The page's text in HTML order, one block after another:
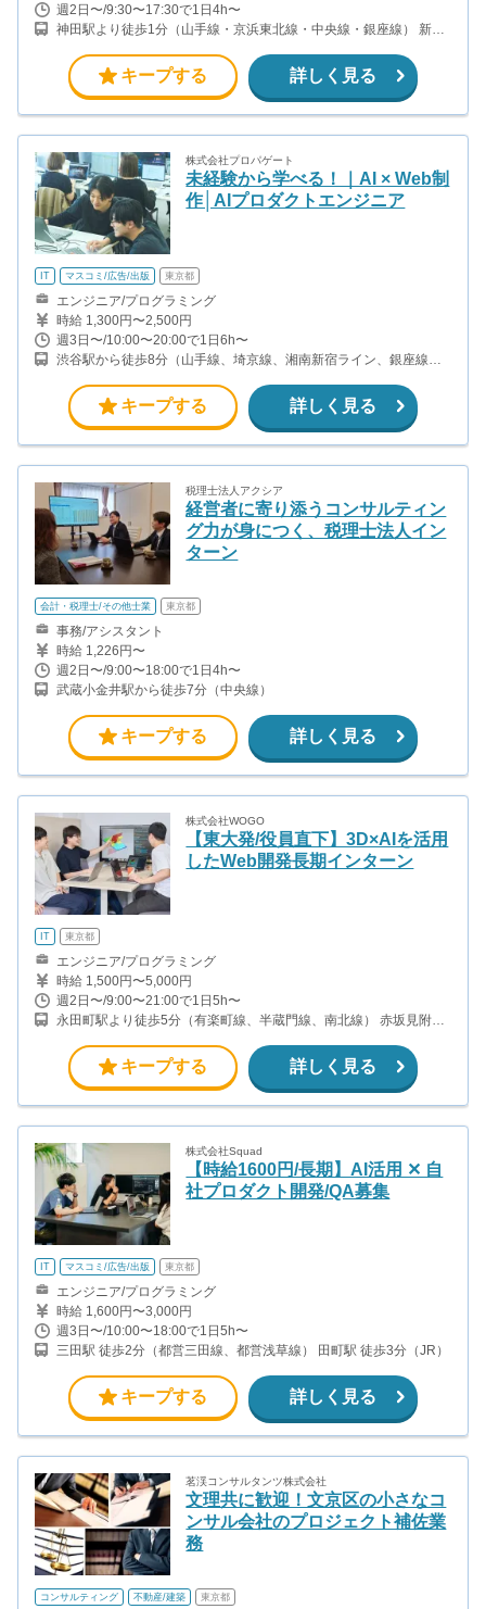
週2日〜/9:30〜17:30で1日4h〜
神田駅より徒歩1分（山手線・京浜東北線・中央線・銀座線） 新日
蔵門線）
キープする 詳しく見る
株式会社プロパゲート
未経験から学べる！｜AI × Web制
作│AIプロダクトエンジニア
IT マスコミ/広告/出版 東京都
エンジニア/プログラミング
時給 1,300円〜2,500円
週3日〜/10:00〜20:00で1日6h〜
渋谷駅から徒歩8分（山手線、埼京線、湘南新宿ライン、銀座線、
キープする 詳しく見る
税理士法人アクシア
経営者に寄り添うコンサルティン
グ力が身につく、税理士法人イン
ターン
会計・税理士/その他士業 東京都
事務/アシスタント
時給 1,226円〜
週2日〜/9:00〜18:00で1日4h〜
武蔵小金井駅から徒歩7分（中央線）
キープする 詳しく見る
株式会社WOGO
【東大発/役員直下】3D×AIを活用
したWeb開発長期インターン
IT 東京都
エンジニア/プログラミング
時給 1,500円〜5,000円
週2日〜/9:00〜21:00で1日5h〜
永田町駅より徒歩5分（有楽町線、半蔵門線、南北線） 赤坂見附駅
麹町駅より徒歩5分(有楽町線)
キープする 詳しく見る
株式会社Squad
【時給1600円/長期】AI活用 ✕ 自
社プロダクト開発/QA募集
IT マスコミ/広告/出版 東京都
エンジニア/プログラミング
時給 1,600円〜3,000円
週3日〜/10:00〜18:00で1日5h〜
三田駅 徒歩2分（都営三田線、都営浅草線） 田町駅 徒歩3分（JR）
キープする 詳しく見る
茗渓コンサルタンツ株式会社
文理共に歓迎！文京区の小さなコ
ンサル会社のプロジェクト補佐業
務
コンサルティング 不動産/建築 東京都